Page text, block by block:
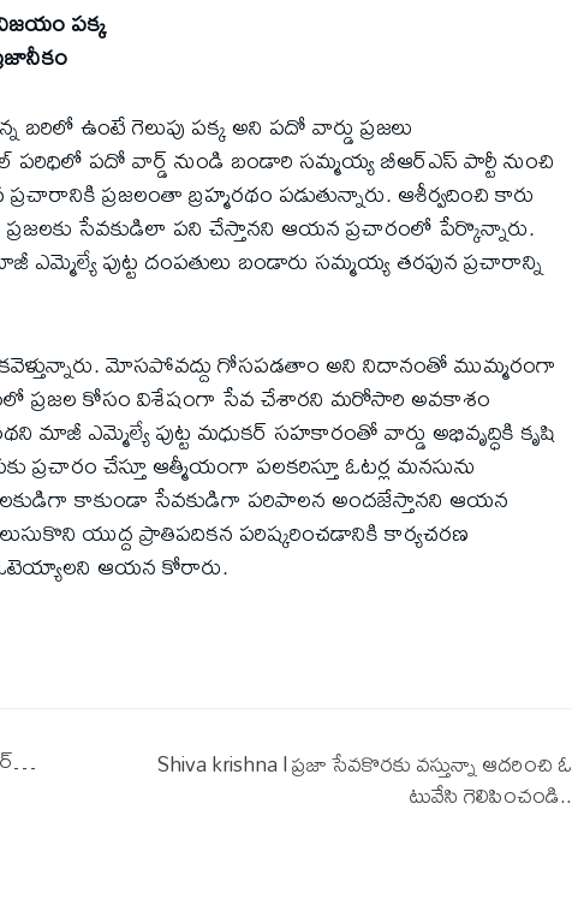
పక్క
బరిలో ఉంటే గెలుపు పక్క అని పదో వార్డు ప్రజలు
పరిధిలో పదో వార్డ్ నుండి బండారి సమ్మయ్య బీఆర్ఎస్ పార్టీ నుంచి
ప్రజలంతా బ్రహ్మరథం పడుతున్నారు. ఆశీర్వదించి కారు
ప్రజలకు సేవకుడిలా పని చేస్తానని ఆయన ప్రచారంలో పేర్కొన్నారు.
పుట్ట దంపతులు బండారు సమ్మయ్య తరఫున ప్రచారాన్ని
మోసపోవద్దు గోసపడతాం అని నిదానంతో ముమ్మరంగా
ప్రజల కోసం విశేషంగా సేవ చేశారని మరోసారి అవకాశం
మాజీ ఎమ్మెల్యే పుట్ట మధుకర్ సహకారంతో వార్డు అభివృద్ధికి కృషి
ప్రచారం చేస్తూ ఆత్మీయంగా పలకరిస్తూ ఓటర్ల మనసును
కాకుండా సేవకుడిగా పరిపాలన అందజేస్తానని ఆయన
యుద్ద ప్రాతిపదికన పరిష్కరించడానికి కార్యచరణ
ఓటెయ్యాలని ఆయన కోరారు.
Shiva krishna l ప్రజా సేవకొరకు వస్తున్నా ఆదరించి ఓ
టువేసి గెలిపించండి..